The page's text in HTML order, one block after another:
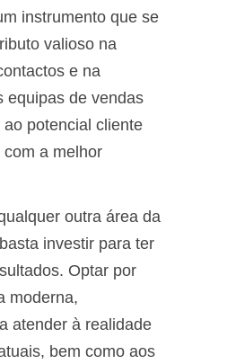
instrumento que se
valioso na
e na
equipas de vendas
potencial cliente
a melhor
outra área da
investir para ter
Optar por
moderna,
atender à realidade
bem como aos